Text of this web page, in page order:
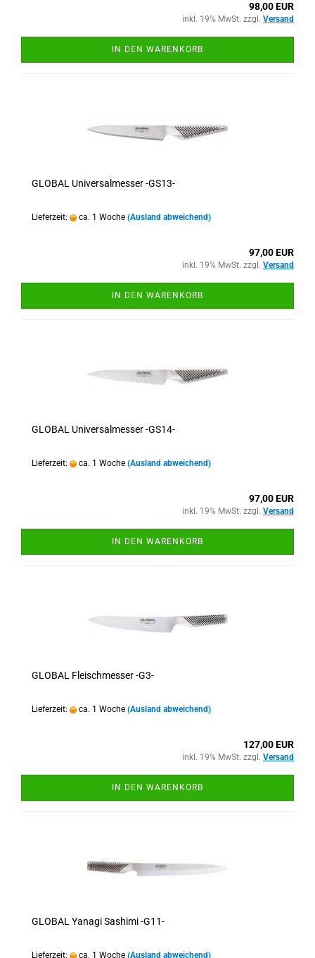
98,00 EUR
inkl. 19% MwSt. zzgl. Versand
IN DEN WARENKORB
GLOBAL Universalmesser -GS13-
Lieferzeit: ca. 1 Woche (Ausland abweichend)
97,00 EUR
inkl. 19% MwSt. zzgl. Versand
IN DEN WARENKORB
GLOBAL Universalmesser -GS14-
Lieferzeit: ca. 1 Woche (Ausland abweichend)
97,00 EUR
inkl. 19% MwSt. zzgl. Versand
IN DEN WARENKORB
GLOBAL Fleischmesser -G3-
Lieferzeit: ca. 1 Woche (Ausland abweichend)
127,00 EUR
inkl. 19% MwSt. zzgl. Versand
IN DEN WARENKORB
GLOBAL Yanagi Sashimi -G11-
Lieferzeit: ca. 1 Woche (Ausland abweichend)